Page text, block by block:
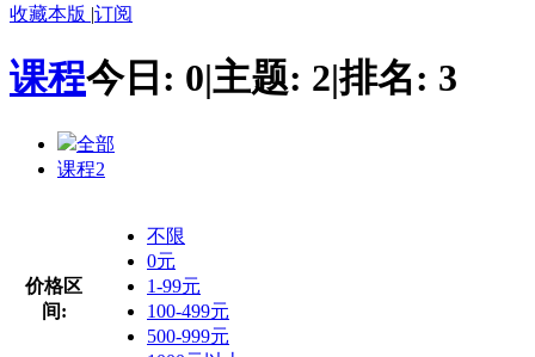
收藏本版 |订阅
课程今日: 0|主题: 2|排名: 3
全部
课程2
价格区
间:
不限
0元
1-99元
100-499元
500-999元